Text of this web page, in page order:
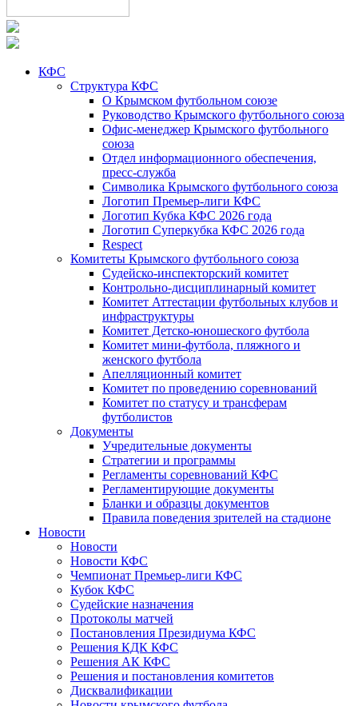
КФС
Структура КФС
О Крымском футбольном союзе
Руководство Крымского футбольного союза
Офис-менеджер Крымского футбольного
союза
Отдел информационного обеспечения,
пресс-служба
Символика Крымского футбольного союза
Логотип Премьер-лиги КФС
Логотип Кубка КФС 2026 года
Логотип Суперкубка КФС 2026 года
Respect
Комитеты Крымского футбольного союза
Судейско-инспекторский комитет
Контрольно-дисциплинарный комитет
Комитет Аттестации футбольных клубов и
инфраструктуры
Комитет Детско-юношеского футбола
Комитет мини-футбола, пляжного и
женского футбола
Апелляционный комитет
Комитет по проведению соревнований
Комитет по статусу и трансферам
футболистов
Документы
Учредительные документы
Стратегии и программы
Регламенты соревнований КФС
Регламентирующие документы
Бланки и образцы документов
Правила поведения зрителей на стадионе
Новости
Новости
Новости КФС
Чемпионат Премьер-лиги КФС
Кубок КФС
Судейские назначения
Протоколы матчей
Постановления Президиума КФС
Решения КДК КФС
Решения АК КФС
Решения и постановления комитетов
Дисквалификации